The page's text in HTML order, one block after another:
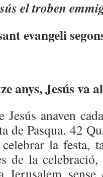
el troben
evangeli
anys, Jesús va
Jesús anaven
de Pasqua. 42
la festa,
de la
Jerusalem